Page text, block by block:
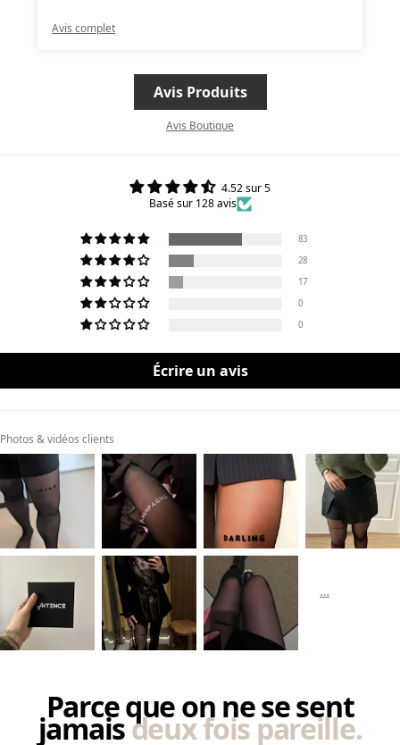
Avis complet
Avis Produits
Avis Boutique
4.52 sur 5
Basé sur 128 avis
83
28
17
0
0
Écrire un avis
Photos & vidéos clients
Parce que on ne se sent
jamaisdeux fois pareille.